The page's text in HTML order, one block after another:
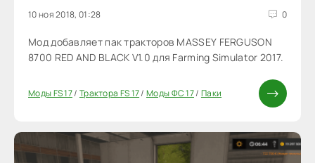
10 ноя 2018, 01:28 0
Мод добавляет пак тракторов MASSEY FERGUSON
8700 RED AND BLACK V1.0 для Farming Simulator 2017.
Моды FS 17/ Трактора FS 17/Моды ФС 17/ Паки